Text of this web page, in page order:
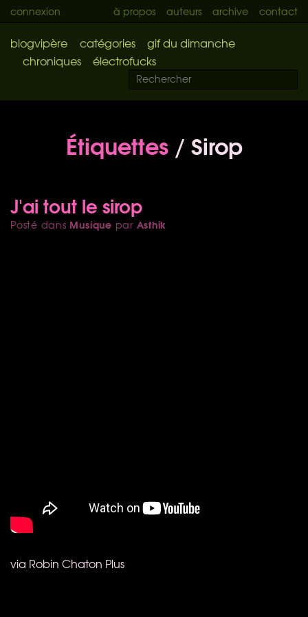
connexion à propos auteurs archive contact
blogvipère catégories
gif du dimanche
chroniques
électrofucks
Étiquettes/ Sirop
J'ai tout le sirop
Posté dans Musique par Asthik
via Robin Chaton Plus